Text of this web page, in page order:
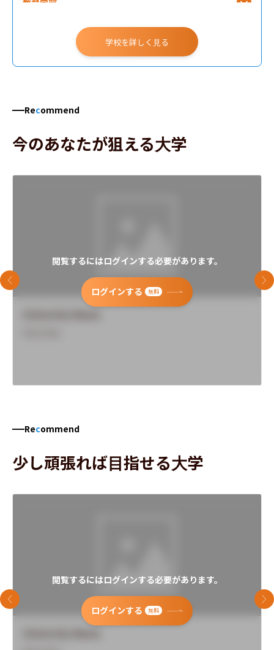
学校を詳しく見る
Recommend
今のあなたが狙える大学
閲覧するにはログインする必要があります。
ログインする 無料
前のスライド 次
Recommend
少し頑張れば目指せる大学
閲覧するにはログインする必要があります。
ログインする 無料
前のスライド 次